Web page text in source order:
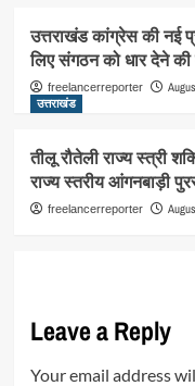
उत्तराखंड कांग्रेस की नई
लिए संगठन को धार देने की
freelancerreporter
उत्तराखंड
तीलू रौतेली राज्य स्त्री
राज्य स्तरीय आंगनबाड़ी
freelancerreporter
Leave a Reply
Your email address